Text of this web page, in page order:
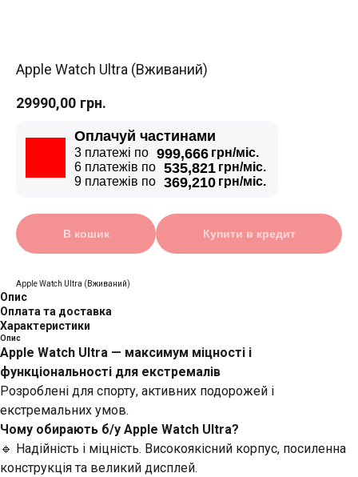
Apple Watch Ultra (Вживаний)
29990,00 грн.
Оплачуй частинами
3 платежі по 999,666 грн/міс.
6 платежів по 535,821 грн/міс.
9 платежів по 369,210 грн/міс.
В кошик Купити в кредит
Apple Watch Ultra (Вживаний)
Опис
Оплата та доставка
Характеристики
Опис
Apple Watch Ultra — максимум міцності і
функціональності для екстремалів
Розроблені для спорту, активних подорожей і
екстремальних умов.
Чому обирають б/у Apple Watch Ultra?
🔹 Надійність і міцність. Високоякісний корпус, посиленна
конструкція та великий дисплей.